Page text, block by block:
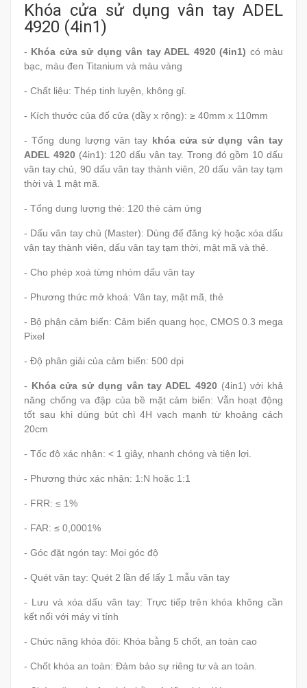
Khóa cửa sử dụng vân tay ADEL
4920 (4in1)
- Khóa cửa sử dụng vân tay ADEL 4920 (4in1) có màu
bạc, màu đen Titanium và màu vàng
- Chất liệu: Thép tinh luyện, không gỉ.
- Kích thước của đố cửa (dầy x rộng): ≥ 40mm x 110mm
- Tổng dung lượng vân tay khóa cửa sử dụng vân tay
ADEL 4920(4in1): 120 dấu vân tay. Trong đó gồm 10 dấu
vân tay chủ, 90 dấu vân tay thành viên, 20 dấu vân tay tạm
thời và 1 mật mã.
- Tổng dung lượng thẻ: 120 thẻ cảm ứng
- Dấu vân tay chủ (Master): Dùng để đăng ký hoặc xóa dấu
vân tay thành viên, dấu vân tay tạm thời, mật mã và thẻ.
- Cho phép xoá từng nhóm dấu vân tay
- Phương thức mở khoá: Vân tay, mật mã, thẻ
- Bộ phận cảm biến: Cảm biến quang học, CMOS 0.3 mega
Pixel
- Độ phân giải của cảm biến: 500 dpi
- Khóa cửa sử dụng vân tay ADEL 4920(4in1) với khả
năng chống va đập của bề mặt cảm biến: Vẫn hoạt động
tốt sau khi dùng bút chì 4H vạch mạnh từ khoảng cách
20cm
- Tốc độ xác nhận: < 1 giây, nhanh chóng và tiện lợi.
- Phương thức xác nhận: 1:N hoặc 1:1
- FRR: ≤ 1%
- FAR: ≤ 0,0001%
- Góc đặt ngón tay: Mọi góc độ
- Quét vân tay: Quét 2 lần để lấy 1 mẫu vân tay
- Lưu và xóa dấu vân tay: Trực tiếp trên khóa không cần
kết nối với máy vi tính
- Chức năng khóa đôi: Khóa bằng 5 chốt, an toàn cao
- Chốt khóa an toàn: Đảm bảo sự riêng tư và an toàn.